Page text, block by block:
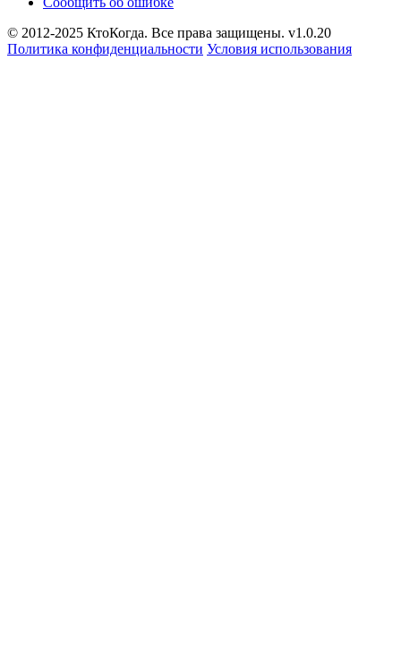
© 2012-2025 КтоКогда. Все права защищены. v1.0.20
Политика конфиденциальности Условия использования